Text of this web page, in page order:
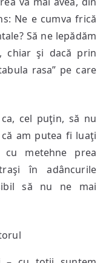
Ne e cumva frică
Să ne lepădăm
chiar şi dacă prin
rasa” pe care
cel puţin, să nu
am putea fi luaţi
cu metehne prea
în adâncurile
să nu ne mai